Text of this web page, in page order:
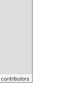
contributors